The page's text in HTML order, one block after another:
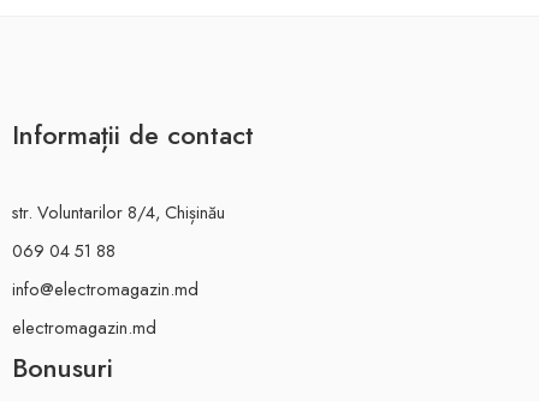
Informații de contact
str. Voluntarilor 8/4, Chișinău
069 04 51 88
info@electromagazin.md
electromagazin.md
Bonusuri